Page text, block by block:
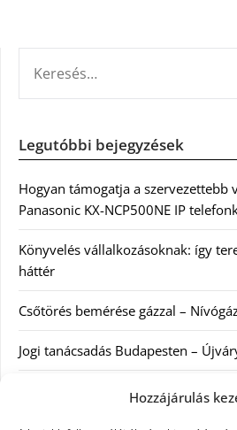
Hozzájárulás
Legutóbbi bejegyzések
Hogyan támogatja a szervezettebb
Panasonic KX-NCP500NE IP
Könyvelés vállalkozásoknak: így
háttér
Csőtörés bemérése gázzal –
Jogi tanácsadás Budapesten –
Arckrémek – mit érdemes tudni az